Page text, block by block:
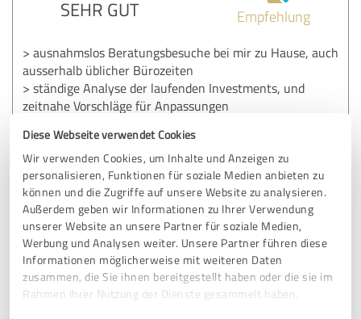
Diese Webseite verwendet Cookies
Wir verwenden Cookies, um Inhalte und Anzeigen zu
personalisieren, Funktionen für soziale Medien anbieten zu
können und die Zugriffe auf unsere Website zu analysieren.
Außerdem geben wir Informationen zu Ihrer Verwendung
unserer Website an unsere Partner für soziale Medien,
Werbung und Analysen weiter. Unsere Partner führen diese
Informationen möglicherweise mit weiteren Daten
zusammen, die Sie ihnen bereitgestellt haben oder die sie im
Rahmen Ihrer Nutzung der Dienste gesammelt haben.
SEHR GUT Empfehlung
> ausnahmslos Beratungsbesuche bei mir zu Hause, auch
ausserhalb üblicher Bürozeiten
> ständige Analyse der laufenden Investments, und
zeitnahe Vorschläge für Anpassungen
Beratungstermine
Erfahrungsbericht & Bewertung zu:
Otto Busch
04.12.2022 Anonym
Kommentar von Otto Busch: